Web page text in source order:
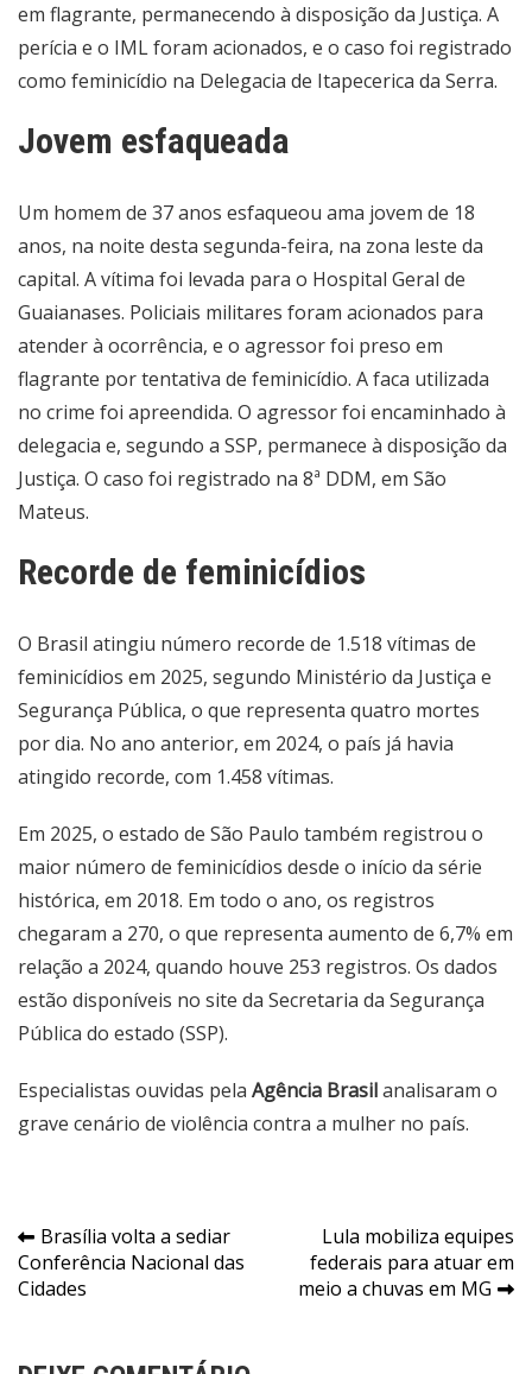
em flagrante, permanecendo à disposição da Justiça. A
perícia e o IML foram acionados, e o caso foi registrado
como feminicídio na Delegacia de Itapecerica da Serra.
Jovem esfaqueada
Um homem de 37 anos esfaqueou ama jovem de 18
anos, na noite desta segunda-feira, na zona leste da
capital. A vítima foi levada para o Hospital Geral de
Guaianases. Policiais militares foram acionados para
atender à ocorrência, e o agressor foi preso em
flagrante por tentativa de feminicídio. A faca utilizada
no crime foi apreendida. O agressor foi encaminhado à
delegacia e, segundo a SSP, permanece à disposição da
Justiça. O caso foi registrado na 8ª DDM, em São
Mateus.
Recorde de feminicídios
O Brasil atingiu número recorde de 1.518 vítimas de
feminicídios em 2025, segundo Ministério da Justiça e
Segurança Pública, o que representa quatro mortes
por dia. No ano anterior, em 2024, o país já havia
atingido recorde, com 1.458 vítimas.
Em 2025, o estado de São Paulo também registrou o
maior número de feminicídios desde o início da série
histórica, em 2018. Em todo o ano, os registros
chegaram a 270, o que representa aumento de 6,7% em
relação a 2024, quando houve 253 registros. Os dados
estão disponíveis no site da Secretaria da Segurança
Pública do estado (SSP).
Especialistas ouvidas pela Agência Brasilanalisaram o
grave cenário de violência contra a mulher no país.
Navegação
de
Brasília volta a sediar
Conferência Nacional das
Cidades
Lula mobiliza equipes
federais para atuar em
meio a chuvas em MG